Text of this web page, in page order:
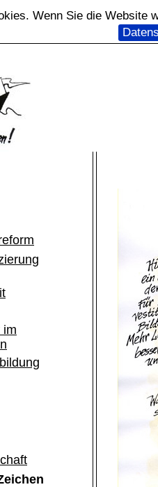
Wenn Sie die Website
im